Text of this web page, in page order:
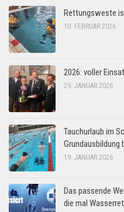
Rettungsweste
10. FEBRUAR 2026
2026: voller
29. JANUAR 2026
Tauchurlaub im
Grundausbildung
19. JANUAR 2026
Das passende
die mal